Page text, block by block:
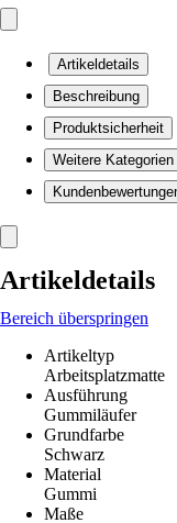
Artikeldetails
Beschreibung
Produktsicherheit
Weitere Kategorien
Artikeldetails
Bereich überspringen
Artikeltyp
Arbeitsplatzmatte
Ausführung
Gummiläufer
Grundfarbe
Schwarz
Material
Gummi
Maße